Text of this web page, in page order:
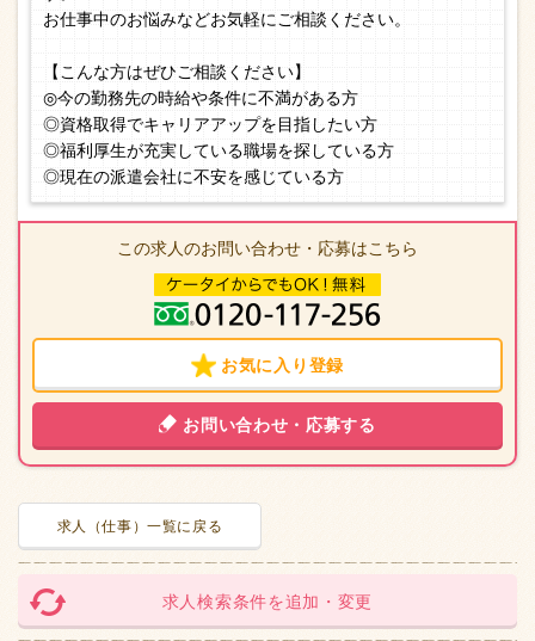
お仕事中のお悩みなどお気軽にご相談ください。
【こんな方はぜひご相談ください】
◎今の勤務先の時給や条件に不満がある方
◎資格取得でキャリアアップを目指したい方
◎福利厚生が充実している職場を探している方
◎現在の派遣会社に不安を感じている方
この求人のお問い合わせ・応募はこちら
お気に入り登録
お問い合わせ・応募する
求人（仕事）一覧に戻る
求人検索条件を追加・変更